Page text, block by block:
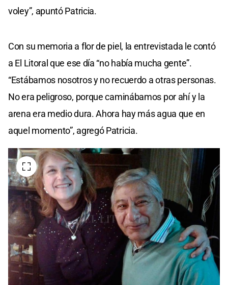
voley”, apuntó Patricia.
Con su memoria a flor de piel, la entrevistada le contó
a El Litoral que ese día “no había mucha gente”.
“Estábamos nosotros y no recuerdo a otras personas.
No era peligroso, porque caminábamos por ahí y la
arena era medio dura. Ahora hay más agua que en
aquel momento”, agregó Patricia.